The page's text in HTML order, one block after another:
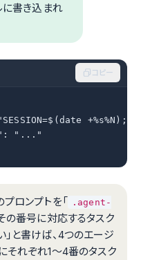
に書き込まれ
コピー
+%s%N);
"..."
ロンプトを「
.agent-
の番号に対応するタスク
」と書けば、4つのエージ
それぞれ1〜4番のタスク